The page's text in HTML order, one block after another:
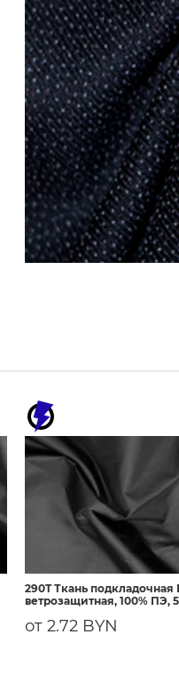
290T Ткань подкладочная
ветрозащитная, 100% ПЭ,
от 2.72 BYN